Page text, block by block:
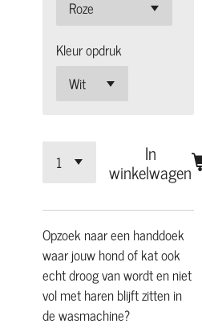
Kleur opdruk
In
winkelwagen
Opzoek naar een handdoek
waar jouw hond of kat ook
echt droog van wordt en niet
vol met haren blijft zitten in
de wasmachine?